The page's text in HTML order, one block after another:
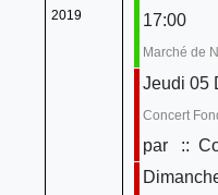
2019
17:00
Marché de
Jeudi 05
Concert
par
::